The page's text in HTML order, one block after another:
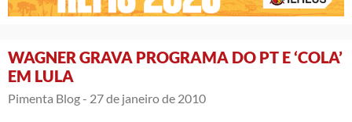
WAGNER GRAVA PROGRAMA DO PT E ‘COLA’
EM LULA
Pimenta Blog - 27 de janeiro de 2010